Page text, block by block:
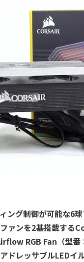
グ制御が可能な6
ァンを2基搭載する
RGB Fan（型番：
レッサブルLEDイ